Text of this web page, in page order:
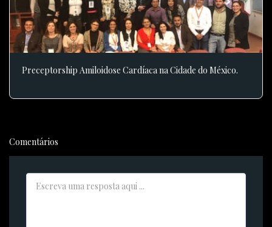
Preceptorship Amiloidose Cardíaca na Cidade do México.
Comentários